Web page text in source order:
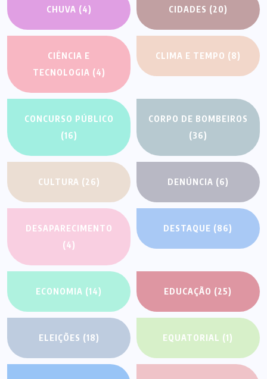
CHUVA (4) CIDADES (20)
CIÊNCIA E
TECNOLOGIA (4)
CLIMA E TEMPO (8)
CONCURSO PÚBLICO
(16)
CORPO DE BOMBEIROS
(36)
CULTURA (26) DENÚNCIA (6)
DESAPARECIMENTO
(4)
DESTAQUE (86)
ECONOMIA (14) EDUCAÇÃO (25)
ELEIÇÕES (18) EQUATORIAL (1)